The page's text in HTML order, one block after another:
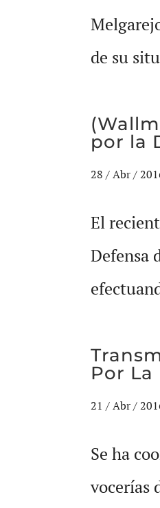
de su
por la
28 / Abr /
El
Defensa
Por La
21 / Abr /
Se ha
vocerías